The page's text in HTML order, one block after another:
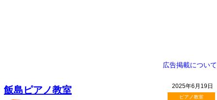
広告掲載について
2025年6月19日
ピアノ教室
飯島ピアノ教室